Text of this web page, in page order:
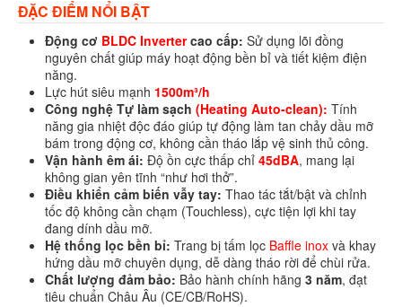
ĐẶC ĐIỂM NỔI BẬT
Động cơ BLDC Invertercao cấp: Sử dụng lõi đồng
nguyên chất giúp máy hoạt động bền bỉ và tiết kiệm điện
năng.
Lực hút siêu mạnh 1500m³/h
Công nghệ Tự làm sạch (Heating Auto-clean): Tính
năng gia nhiệt độc đáo giúp tự động làm tan chảy dầu mỡ
bám trong động cơ, không cần tháo lắp vệ sinh thủ công.
Vận hành êm ái: Độ ồn cực thấp chỉ 45dBA, mang lại
không gian yên tĩnh “như hơi thở”.
Điều khiển cảm biến vẫy tay: Thao tác tắt/bật và chỉnh
tốc độ không cần chạm (Touchless), cực tiện lợi khi tay
đang dính dầu mỡ.
Hệ thống lọc bền bỉ: Trang bị tấm lọc Baffle inox và khay
hứng dầu mỡ chuyên dụng, dễ dàng tháo rời để chùi rửa.
Chất lượng đảm bảo: Bảo hành chính hãng 3 năm, đạt
tiêu chuẩn Châu Âu (CE/CB/RoHS).